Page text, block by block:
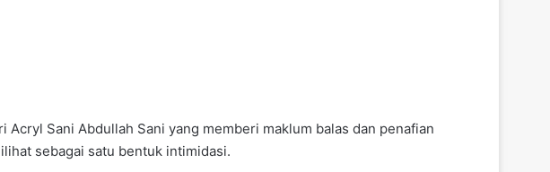
Sani Abdullah Sani yang memberi maklum balas dan penafian
sebagai satu bentuk intimidasi.